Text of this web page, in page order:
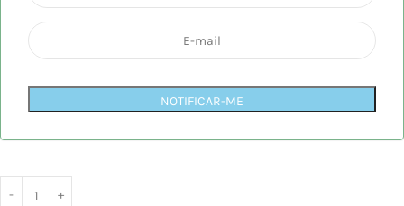
NOTIFICAR-ME